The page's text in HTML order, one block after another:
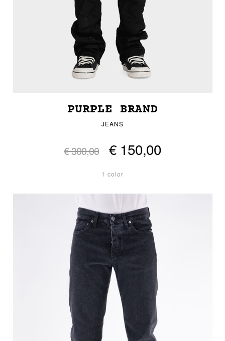
PURPLE BRAND
JEANS
€ 300,00 € 150,00
1 color